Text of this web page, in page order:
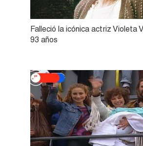
Falleció la icónica actriz Violeta
93 años